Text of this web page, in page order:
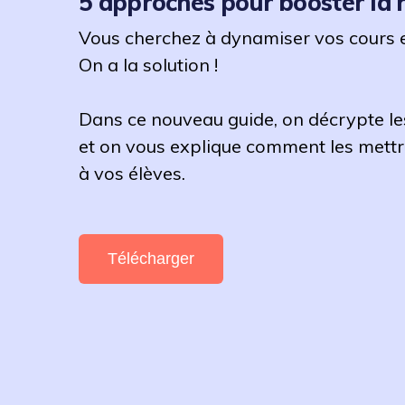
Vous cherchez à dynamiser vos
On a la solution !
Dans ce nouveau guide, on décrypte
et on vous explique comment les
à vos élèves.
Télécharger